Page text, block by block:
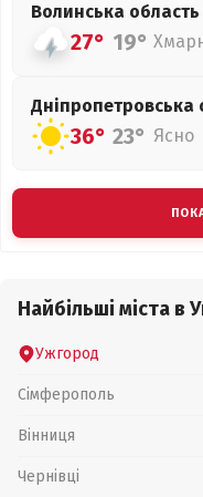
Волинська область
27° 19°
Дніпропетровська
36° 23° Ясно
Найбільші міста в
Ужгород
Сімферополь
Вінниця
Чернівці